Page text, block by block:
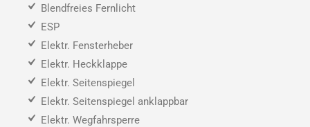
Blendfreies Fernlicht
ESP
Elektr. Fensterheber
Elektr. Heckklappe
Elektr. Seitenspiegel
Elektr. Seitenspiegel anklappbar
Elektr. Wegfahrsperre